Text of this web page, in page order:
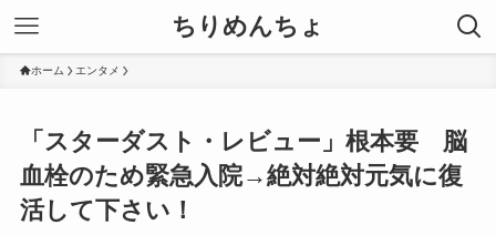
ちりめんちょ
ホーム エンタメ
「スターダスト・レビュー」根本要 脳
血栓のため緊急入院→絶対絶対元気に復
活して下さい！